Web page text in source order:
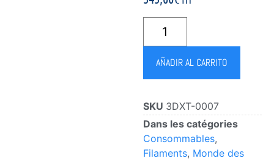
AÑADIR AL CARRITO
SKU 3DXT-0007
Dans les catégories
Consommables,
Filaments, Monde des